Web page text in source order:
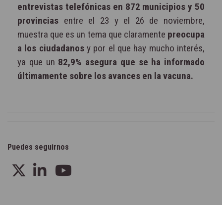
entrevistas telefónicas en 872 municipios y 50
provincias entre el 23 y el 26 de noviembre,
muestra que es un tema que claramente preocupa
a los ciudadanosy por el que hay mucho interés,
ya que un 82,9% asegura que se ha informado
últimamente sobre los avances en la vacuna.
Puedes seguirnos